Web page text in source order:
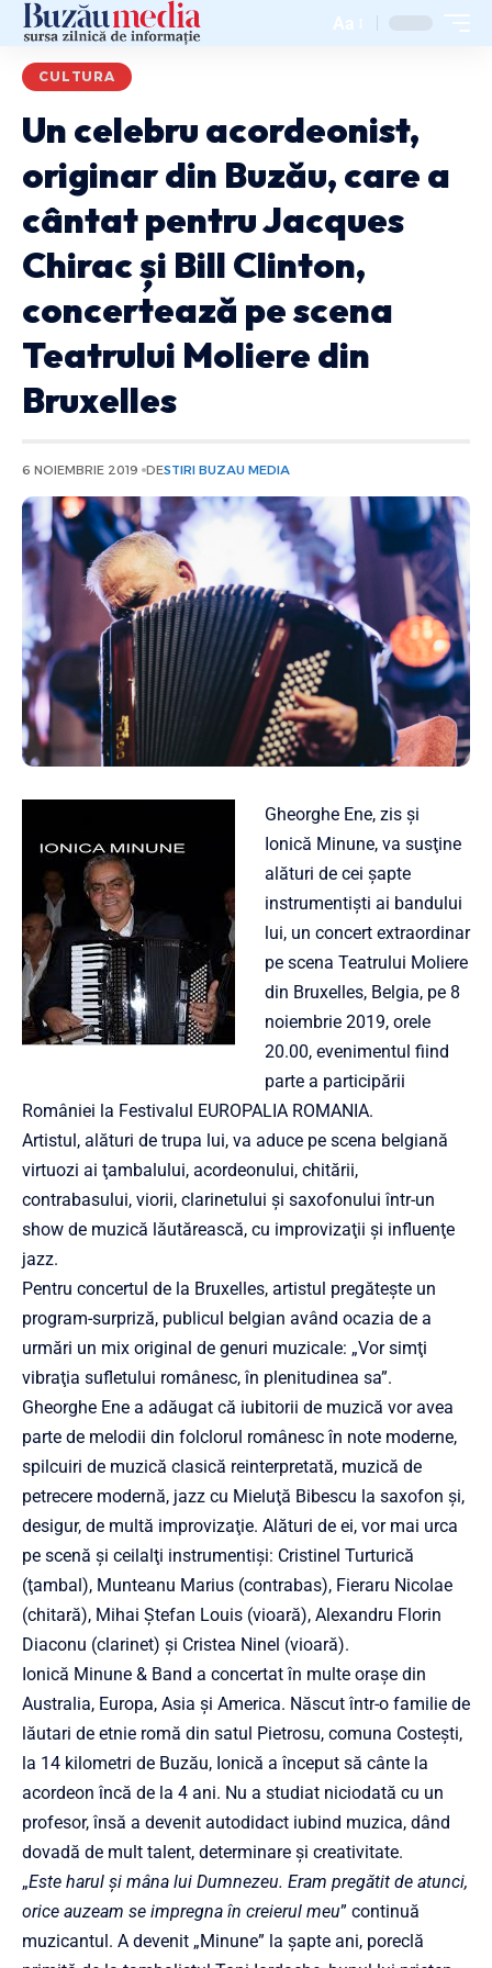
Aa
CULTURA
Un celebru acordeonist,
originar din Buzău, care a
cântat pentru Jacques
Chirac și Bill Clinton,
concertează pe scena
Teatrului Moliere din
Bruxelles
6 NOIEMBRIE 2019 DESTIRI BUZAU MEDIA
Gheorghe Ene, zis şi
Ionică Minune, va susţine
alături de cei şapte
instrumentişti ai bandului
lui, un concert extraordinar
pe scena Teatrului Moliere
din Bruxelles, Belgia, pe 8
noiembrie 2019, orele
20.00, evenimentul fiind
parte a participării
României la Festivalul EUROPALIA ROMANIA.
Artistul, alături de trupa lui, va aduce pe scena belgiană
virtuozi ai ţambalului, acordeonului, chitării,
contrabasului, viorii, clarinetului şi saxofonului într-un
show de muzică lăutărească, cu improvizaţii şi influenţe
jazz.
Pentru concertul de la Bruxelles, artistul pregăteşte un
program-surpriză, publicul belgian având ocazia de a
urmări un mix original de genuri muzicale: „Vor simţi
vibraţia sufletului românesc, în plenitudinea sa”.
Gheorghe Ene a adăugat că iubitorii de muzică vor avea
parte de melodii din folclorul românesc în note moderne,
spilcuiri de muzică clasică reinterpretată, muzică de
petrecere modernă, jazz cu Mieluţă Bibescu la saxofon şi,
desigur, de multă improvizaţie. Alături de ei, vor mai urca
pe scenă şi ceilalţi instrumentişi: Cristinel Turturică
(ţambal), Munteanu Marius (contrabas), Fieraru Nicolae
(chitară), Mihai Ştefan Louis (vioară), Alexandru Florin
Diaconu (clarinet) şi Cristea Ninel (vioară).
Ionică Minune & Band a concertat în multe oraşe din
Australia, Europa, Asia şi America. Născut într-o familie de
lăutari de etnie romă din satul Pietrosu, comuna Costeşti,
la 14 kilometri de Buzău, Ionică a început să cânte la
acordeon încă de la 4 ani. Nu a studiat niciodată cu un
profesor, însă a devenit autodidact iubind muzica, dând
dovadă de mult talent, determinare şi creativitate.
„Este harul şi mâna lui Dumnezeu. Eram pregătit de atunci,
orice auzeam se impregna în creierul meu” continuă
muzicantul. A devenit „Minune” la şapte ani, poreclă